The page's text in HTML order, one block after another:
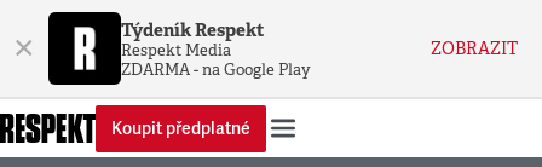
× Týdeník Respekt
Respekt Media
ZDARMA - na Google Play
ZOBRAZIT
Koupit předplatné